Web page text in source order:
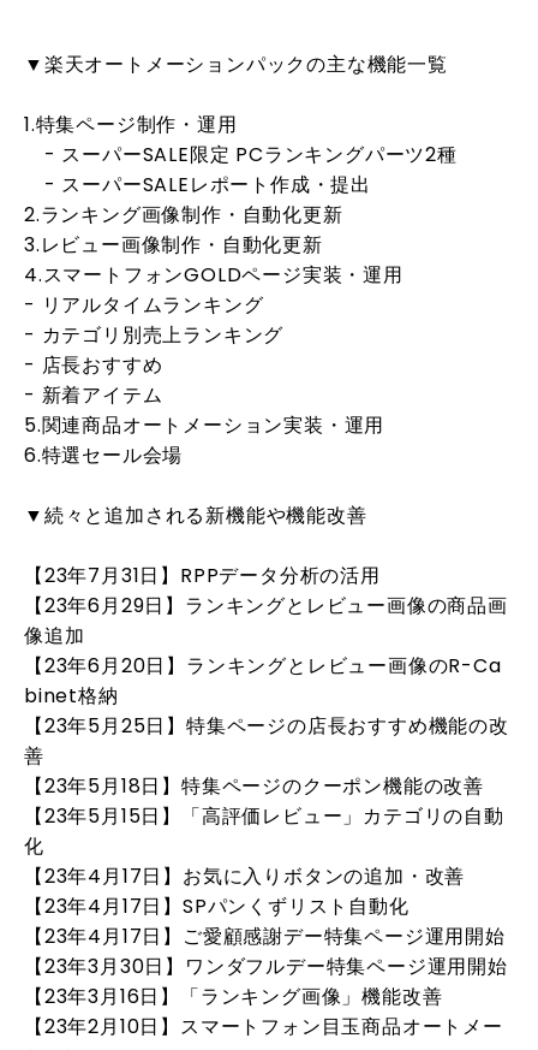
▼楽天オートメーションパックの主な機能一覧
1.特集ページ制作・運用
- スーパーSALE限定 PCランキングパーツ2種
- スーパーSALEレポート作成・提出
2.ランキング画像制作・自動化更新
3.レビュー画像制作・自動化更新
4.スマートフォンGOLDページ実装・運用
- リアルタイムランキング
- カテゴリ別売上ランキング
- 店長おすすめ
- 新着アイテム
5.関連商品オートメーション実装・運用
6.特選セール会場
▼続々と追加される新機能や機能改善
【23年7月31日】RPPデータ分析の活用
【23年6月29日】ランキングとレビュー画像の商品画
像追加
【23年6月20日】ランキングとレビュー画像のR-Ca
binet格納
【23年5月25日】特集ページの店長おすすめ機能の改
善
【23年5月18日】特集ページのクーポン機能の改善
【23年5月15日】「高評価レビュー」カテゴリの自動
化
【23年4月17日】お気に入りボタンの追加・改善
【23年4月17日】SPパンくずリスト自動化
【23年4月17日】ご愛顧感謝デー特集ページ運用開始
【23年3月30日】ワンダフルデー特集ページ運用開始
【23年3月16日】「ランキング画像」機能改善
【23年2月10日】スマートフォン目玉商品オートメー